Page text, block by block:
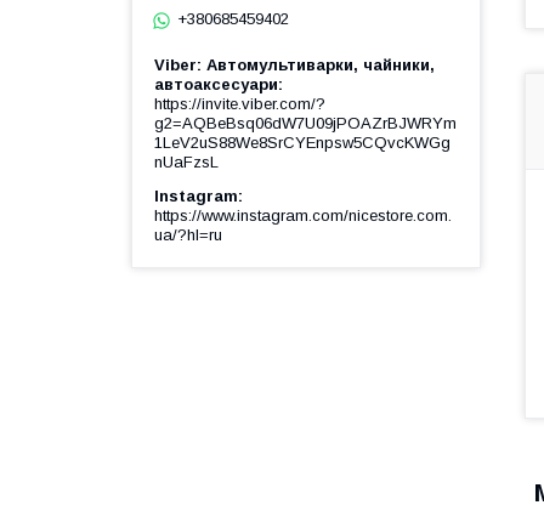
+380685459402
Viber: Автомультиварки, чайники,
автоаксесуари
https://invite.viber.com/?
g2=AQBeBsq06dW7U09jPOAZrBJWRYm
1LeV2uS88We8SrCYEnpsw5CQvcKWGg
nUaFzsL
Instagram
https://www.instagram.com/nicestore.com.
ua/?hl=ru